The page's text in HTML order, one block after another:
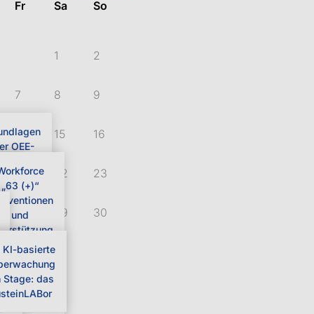
Fr Sa So
1 2
OEE-
7 8 9
in
-
„63 (+)“
und
Umgang
Alkohol-
und
14 15 16
21 22 23
KI-basierte
Stage: das
28 29 30